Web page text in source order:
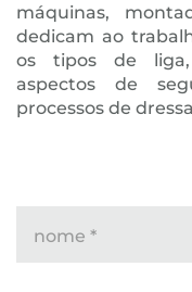
máquinas,
dedicam ao
os tipos de liga,
aspectos de
processos de
nome *